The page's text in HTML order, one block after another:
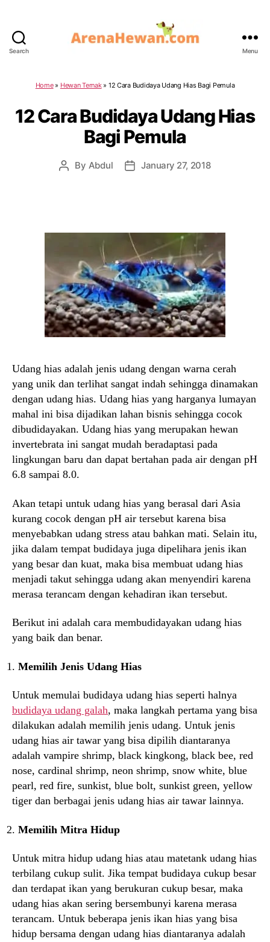
Search Menu
Home» Hewan Ternak» 12 Cara Budidaya Udang Hias Bagi Pemula
12 Cara Budidaya Udang Hias
Bagi Pemula
Post
By Abdul
PostJanuary 27, 2018
Udang hias adalah jenis udang dengan warna cerah
yang unik dan terlihat sangat indah sehingga dinamakan
dengan udang hias. Udang hias yang harganya lumayan
mahal ini bisa dijadikan lahan bisnis sehingga cocok
dibudidayakan. Udang hias yang merupakan hewan
invertebrata ini sangat mudah beradaptasi pada
lingkungan baru dan dapat bertahan pada air dengan pH
6.8 sampai 8.0.
Akan tetapi untuk udang hias yang berasal dari Asia
kurang cocok dengan pH air tersebut karena bisa
menyebabkan udang stress atau bahkan mati. Selain itu,
jika dalam tempat budidaya juga dipelihara jenis ikan
yang besar dan kuat, maka bisa membuat udang hias
menjadi takut sehingga udang akan menyendiri karena
merasa terancam dengan kehadiran ikan tersebut.
Berikut ini adalah cara membudidayakan udang hias
yang baik dan benar.
Memilih Jenis Udang Hias
Untuk memulai budidaya udang hias seperti halnya
budidaya udang galah, maka langkah pertama yang bisa
dilakukan adalah memilih jenis udang. Untuk jenis
udang hias air tawar yang bisa dipilih diantaranya
adalah vampire shrimp, black kingkong, black bee, red
nose, cardinal shrimp, neon shrimp, snow white, blue
pearl, red fire, sunkist, blue bolt, sunkist green, yellow
tiger dan berbagai jenis udang hias air tawar lainnya.
Memilih Mitra Hidup
Untuk mitra hidup udang hias atau matetank udang hias
terbilang cukup sulit. Jika tempat budidaya cukup besar
dan terdapat ikan yang berukuran cukup besar, maka
udang hias akan sering bersembunyi karena merasa
terancam. Untuk beberapa jenis ikan hias yang bisa
hidup bersama dengan udang hias diantaranya adalah